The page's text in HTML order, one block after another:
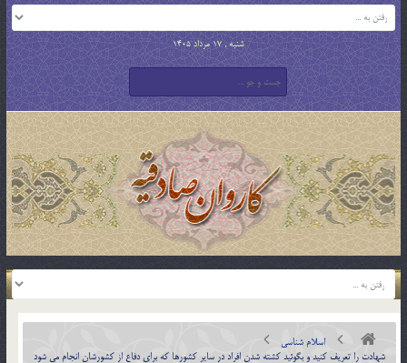
شنبه , 17 مرداد 1405
اسلام شناسی
شهادت را تعريف كنيد و بگوئيد كشته شدن افراد در ساير كشورها كه براي دفاع از كشورشان انجام مي شود